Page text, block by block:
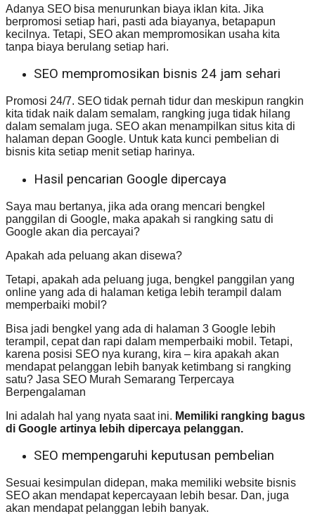
Adanya SEO bisa menurunkan biaya iklan kita. Jika
berpromosi setiap hari, pasti ada biayanya, betapapun
kecilnya. Tetapi, SEO akan mempromosikan usaha kita
tanpa biaya berulang setiap hari.
SEO mempromosikan bisnis 24 jam sehari
Promosi 24/7. SEO tidak pernah tidur dan meskipun rangkin
kita tidak naik dalam semalam, rangking juga tidak hilang
dalam semalam juga. SEO akan menampilkan situs kita di
halaman depan Google. Untuk kata kunci pembelian di
bisnis kita setiap menit setiap harinya.
Hasil pencarian Google dipercaya
Saya mau bertanya, jika ada orang mencari bengkel
panggilan di Google, maka apakah si rangking satu di
Google akan dia percayai?
Apakah ada peluang akan disewa?
Tetapi, apakah ada peluang juga, bengkel panggilan yang
online yang ada di halaman ketiga lebih terampil dalam
memperbaiki mobil?
Bisa jadi bengkel yang ada di halaman 3 Google lebih
terampil, cepat dan rapi dalam memperbaiki mobil. Tetapi,
karena posisi SEO nya kurang, kira – kira apakah akan
mendapat pelanggan lebih banyak ketimbang si rangking
satu? Jasa SEO Murah Semarang Terpercaya
Berpengalaman
Ini adalah hal yang nyata saat ini. Memiliki rangking bagus
di Google artinya lebih dipercaya pelanggan.
SEO mempengaruhi keputusan pembelian
Sesuai kesimpulan didepan, maka memiliki website bisnis
SEO akan mendapat kepercayaan lebih besar. Dan, juga
akan mendapat pelanggan lebih banyak.